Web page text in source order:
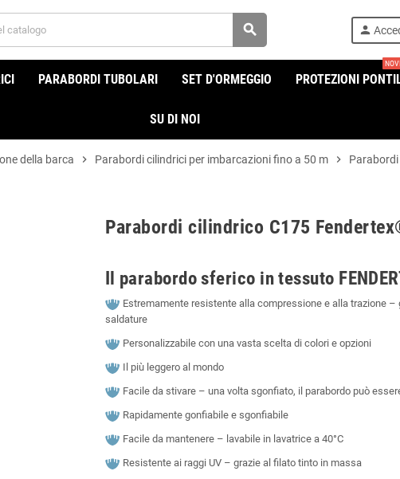
search person
PARABORDI TUBOLARI SET D'ORMEGGIO PROTEZIONI
SU DI NOI
della barca chevron_right Parabordi cilindrici per imbarcazioni fino a 50 m chevron_right
Parabordi cilindrico C175
Il parabordo sferico in tessuto
Estremamente resistente alla compressione e alla trazione
saldature
Personalizzabile con una vasta scelta di colori e opzioni
Il più leggero al mondo
Facile da stivare – una volta sgonfiato, il parabordo può
Rapidamente gonfiabile e sgonfiabile
Facile da mantenere – lavabile in lavatrice a 40°C
Resistente ai raggi UV – grazie al filato tinto in massa